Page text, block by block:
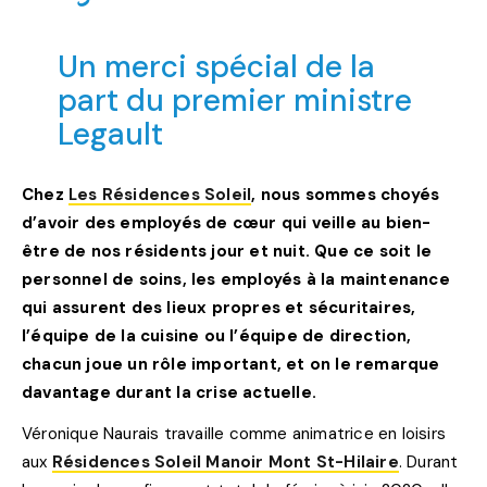
Un merci spécial de la
part du premier ministre
Legault
Chez Les Résidences Soleil, nous sommes choyés
d’avoir des employés de cœur qui veille au bien-
être de nos résidents jour et nuit. Que ce soit le
personnel de soins, les employés à la maintenance
qui assurent des lieux propres et sécuritaires,
l’équipe de la cuisine ou l’équipe de direction,
chacun joue un rôle important, et on le remarque
davantage durant la crise actuelle.
Véronique Naurais travaille comme animatrice en loisirs
aux Résidences Soleil Manoir Mont St-Hilaire. Durant